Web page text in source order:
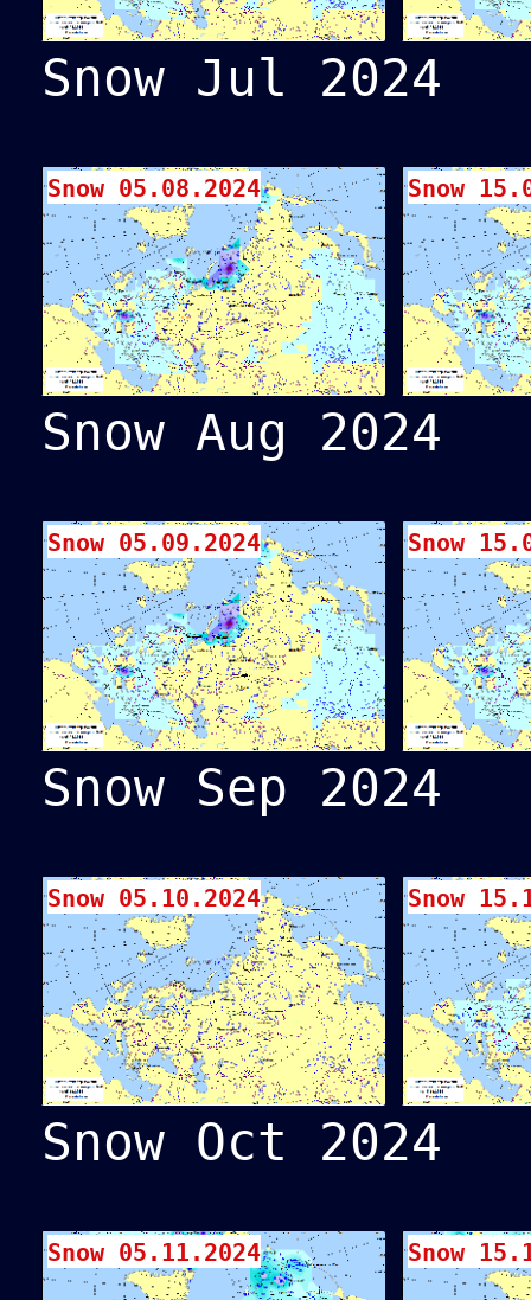
Snow Jul 2024
Snow 05.08.2024 Snow
Snow Aug 2024
Snow 05.09.2024 Snow
Snow Sep 2024
Snow 05.10.2024 Snow
Snow Oct 2024
Snow 05.11.2024 Snow